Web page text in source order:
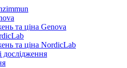
та ціна Genova
та ціна NordicLab
дослідження